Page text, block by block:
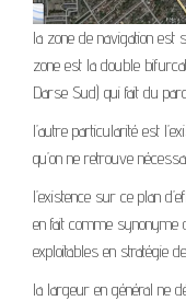
la zone de navigation est
zone est la double
Darse Sud) qui fait du
l’autre particularité est
qu’on ne retrouve
l’existence sur ce plan
en fait comme synonyme
exploitables en stratégie
la largeur en général ne